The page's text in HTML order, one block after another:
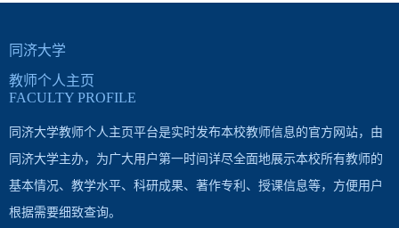
同济大学
教师个人主页
FACULTY PROFILE
同济大学教师个人主页平台是实时发布本校教师信息的官方网站，由
同济大学主办，为广大用户第一时间详尽全面地展示本校所有教师的
基本情况、教学水平、科研成果、著作专利、授课信息等，方便用户
根据需要细致查询。